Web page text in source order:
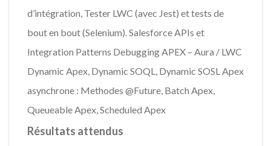
d’intégration, Tester LWC (avec Jest) et tests de
bout en bout (Selenium). Salesforce APIs et
Integration Patterns Debugging APEX – Aura / LWC
Dynamic Apex, Dynamic SOQL, Dynamic SOSL Apex
asynchrone : Methodes @Future, Batch Apex,
Queueable Apex, Scheduled Apex
Résultats attendus